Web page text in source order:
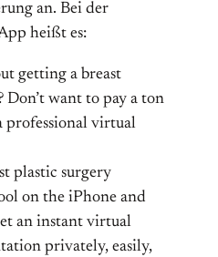
an. Bei der
heißt es:
getting a breast
Don’t want to pay a ton
professional virtual
plastic surgery
on the iPhone and
an instant virtual
privately, easily,